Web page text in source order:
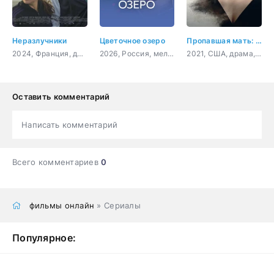
Неразлучники
2024, Франция, драма
Цветочное озеро
2026, Россия, мелодрама
Пропавшая мать: Исчезновение Дженнифер Дулос
2021, США, драма, криминал
Оставить комментарий
Написать комментарий
Всего комментариев0
фильмы онлайн » Сериалы
Популярное: